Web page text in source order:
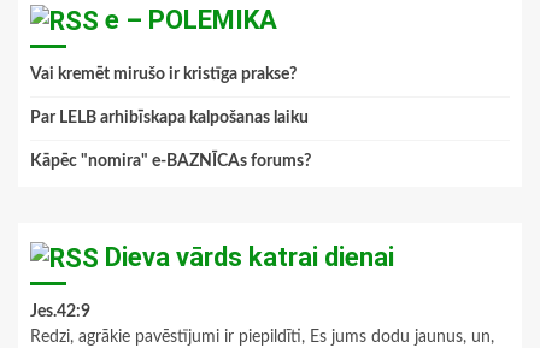
e – POLEMIKA
Vai kremēt mirušo ir kristīga prakse?
Par LELB arhibīskapa kalpošanas laiku
Kāpēc "nomira" e-BAZNĪCAs forums?
Dieva vārds katrai dienai
Jes.42:9
Redzi, agrākie pavēstījumi ir piepildīti, Es jums dodu jaunus, un,